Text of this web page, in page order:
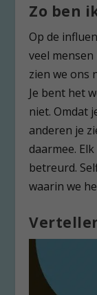
Zo ben
Op de
veel mensen
zien we ons
Je bent het
niet. Omdat
anderen je
daarmee.
betreurd.
waarin we